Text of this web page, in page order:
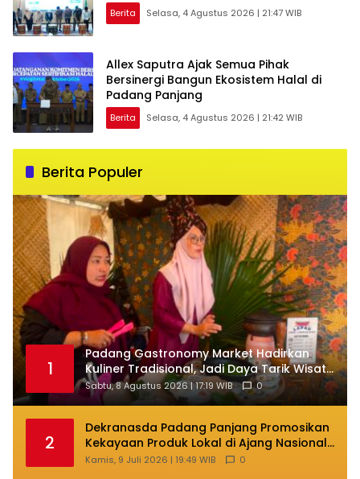
Berita Selasa, 4 Agustus 2026 | 21:47 WIB
Allex Saputra Ajak Semua Pihak
Bersinergi Bangun Ekosistem Halal di
Padang Panjang
Berita Selasa, 4 Agustus 2026 | 21:42 WIB
Berita Populer
1
Padang Gastronomy Market Hadirkan
Kuliner Tradisional, Jadi Daya Tarik Wisata
di HJK ke-357
Sabtu, 8 Agustus 2026 | 17:19 WIB 0
2
Dekranasda Padang Panjang Promosikan
Kekayaan Produk Lokal di Ajang Nasional
Makassar
Kamis, 9 Juli 2026 | 19:49 WIB 0